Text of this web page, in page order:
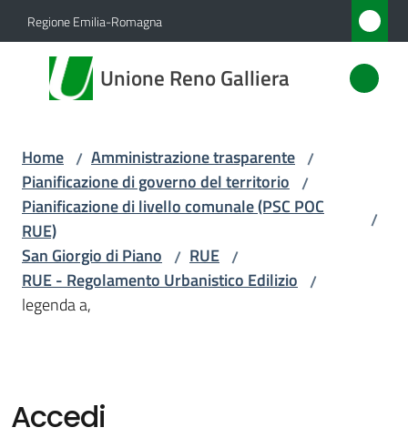
Vai al contenuto
Vai alla navigazione
Vai al footer
Regione Emilia-Romagna
Unione Reno Galliera
Unione
Reno
Amministrazione
Menu selezionato
Novità
Servizi
Home / Amministrazione trasparente /
Pianificazione di governo del territorio /
Pianificazione di livello comunale (PSC POC
RUE)
/
San Giorgio di Piano / RUE /
RUE - Regolamento Urbanistico Edilizio /
legenda a,
Accedi